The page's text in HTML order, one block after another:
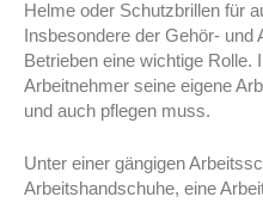
Helme oder Schutzbrillen für
Insbesondere der Gehör-
Betrieben eine wichtige Rolle.
Arbeitnehmer seine eigene
und auch pflegen muss.
Unter einer gängigen
Arbeitshandschuhe, eine